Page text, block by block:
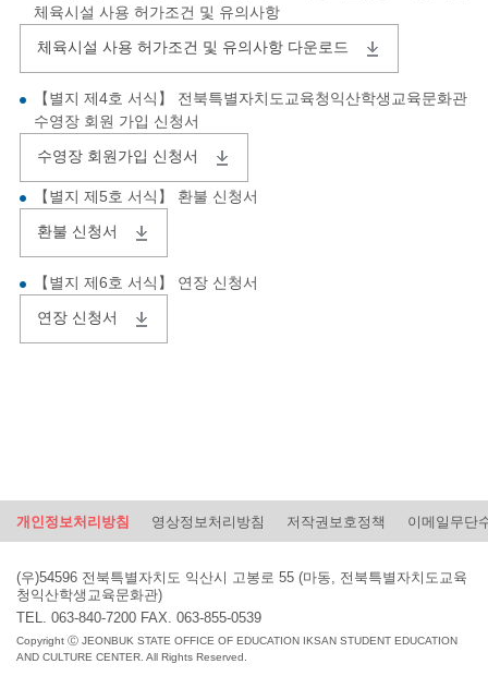
체육시설 사용 허가조건 및 유의사항
체육시설 사용 허가조건 및 유의사항 다운로드
【별지 제4호 서식】 전북특별자치도교육청익산학생교육문화관
수영장 회원 가입 신청서
수영장 회원가입 신청서
【별지 제5호 서식】 환불 신청서
환불 신청서
【별지 제6호 서식】 연장 신청서
연장 신청서
개인정보처리방침 영상정보처리방침 저작권보호정책 이메일무단
(우)54596 전북특별자치도 익산시 고봉로 55 (마동, 전북특별자치도교육
청익산학생교육문화관)
TEL. 063-840-7200 FAX. 063-855-0539
Copyright Ⓒ JEONBUK STATE OFFICE OF EDUCATION IKSAN STUDENT EDUCATION
AND CULTURE CENTER. All Rights Reserved.